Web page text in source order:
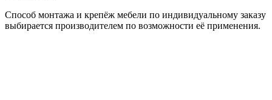
Способ монтажа и крепёж мебели по индивидуальному заказу
выбирается производителем по возможности её применения.